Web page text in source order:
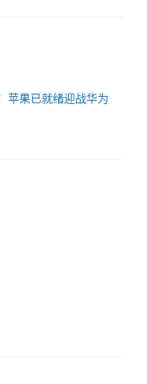
苹果已就绪迎战华为